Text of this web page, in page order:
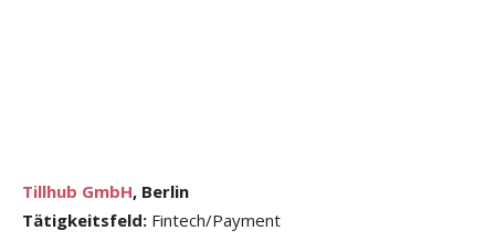
Tillhub GmbH, Berlin
Tätigkeitsfeld: Fintech/Payment